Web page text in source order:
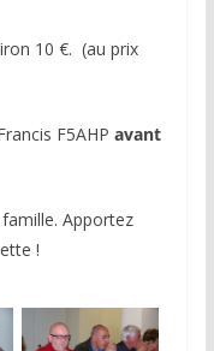
10 €. (au prix
F5AHP avant
Apportez
!